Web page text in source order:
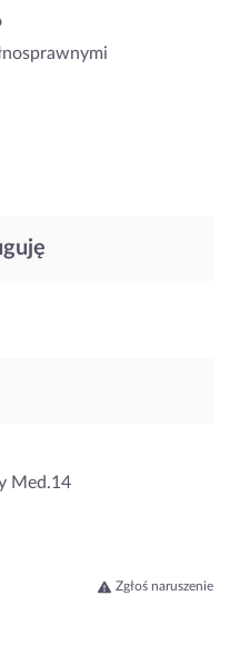
Med.14
Zgłoś naruszenie